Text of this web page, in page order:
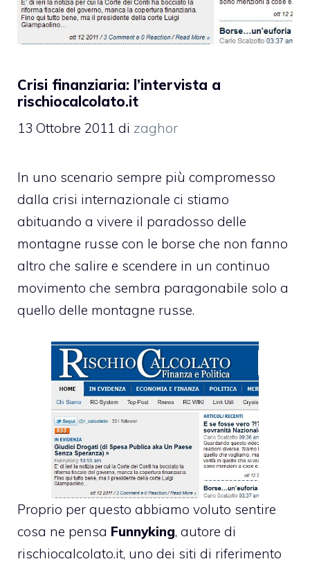
Crisi finanziaria: l’intervista a
rischiocalcolato.it
13 Ottobre 2011 di zaghor
In uno scenario sempre più compromesso
dalla crisi internazionale ci stiamo
abituando a vivere il paradosso delle
montagne russe con le borse che non fanno
altro che salire e scendere in un continuo
movimento che sembra paragonabile solo a
quello delle montagne russe.
Proprio per questo abbiamo voluto sentire
cosa ne pensa Funnyking, autore di
rischiocalcolato.it, uno dei siti di riferimento